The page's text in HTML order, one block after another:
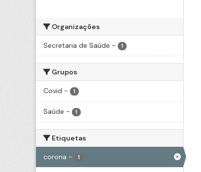
Organizações
Secretaria de Saúde - 1
Grupos
Covid - 1
Saúde - 1
Etiquetas
corona - 1